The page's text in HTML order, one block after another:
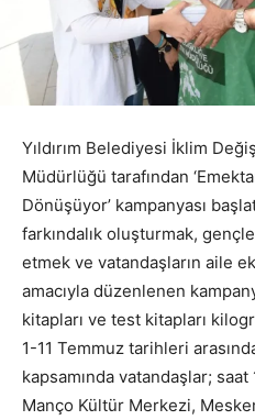
Yıldırım Belediyesi İklim
Müdürlüğü tarafından
Dönüşüyor’ kampanyası
farkındalık oluşturmak,
etmek ve vatandaşların aile
amacıyla düzenlenen
kitapları ve test kitapları
1-11 Temmuz tarihleri
kapsamında vatandaşlar;
Manço Kültür Merkezi,